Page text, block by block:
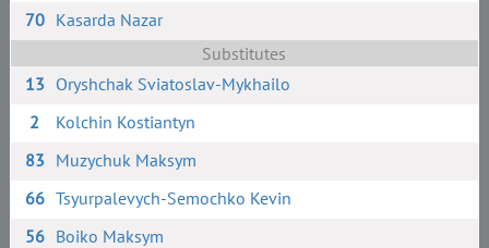
70 Kasarda Nazar
Substitutes
13 Oryshchak Sviatoslav-Mykhailo
2
Kolchin Kostiantyn
83 Muzychuk Maksym
66 Tsyurpalevych-Semochko Kevin
56 Boiko Maksym